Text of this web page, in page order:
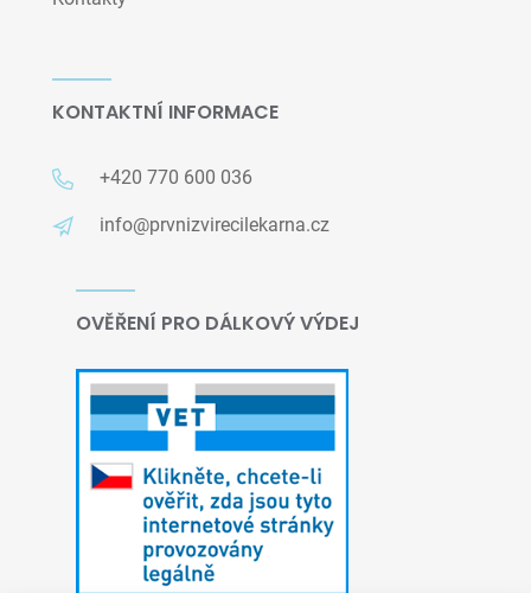
KONTAKTNÍ INFORMACE
+420 770 600 036
info@prvnizvirecilekarna.cz
OVĚŘENÍ PRO DÁLKOVÝ VÝDEJ